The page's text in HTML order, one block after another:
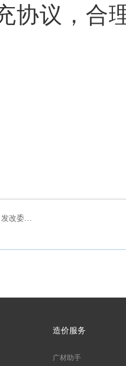
协议，合
上一篇：【政策解读】住建部、发改委联合印发《房屋建筑和市政基础设施项目工程总承包管理办法》，3月1日起施行！
造价服务
广材助手